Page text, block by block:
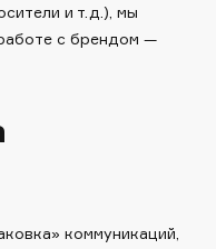
и т.д.), мы
с брендом —
коммуникаций,